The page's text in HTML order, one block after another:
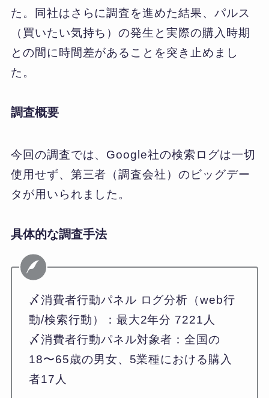
た。同社はさらに調査を進めた結果、パルス
（買いたい気持ち）の発生と実際の購入時期
との間に時間差があることを突き止めまし
た。
調査概要
今回の調査では、Google社の検索ログは一切
使用せず、第三者（調査会社）のビッグデー
タが用いられました。
具体的な調査手法
〆消費者行動パネル ログ分析（web行
動/検索行動）：最大2年分 7221人
〆消費者行動パネル対象者：全国の
18〜65歳の男女、5業種における購入
者17人